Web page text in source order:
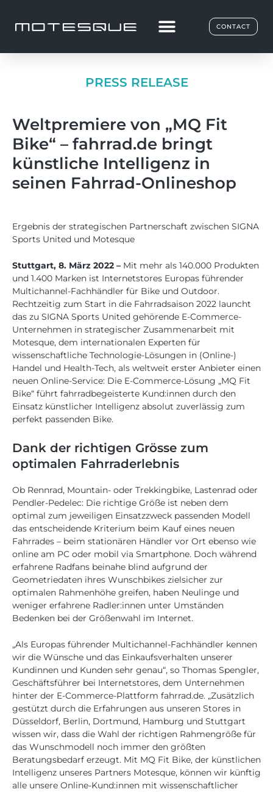
CONTACT
PRESS RELEASE
Weltpremiere von „MQ Fit
Bike“ – fahrrad.de bringt
künstliche Intelligenz in
seinen Fahrrad-Onlineshop
Ergebnis der strategischen Partnerschaft zwischen SIGNA
Sports United und Motesque
Stuttgart, 8. März 2022 – Mit mehr als 140.000 Produkten
und 1.400 Marken ist Internetstores Europas führender
Multichannel-Fachhändler für Bike und Outdoor.
Rechtzeitig zum Start in die Fahrradsaison 2022 launcht
das zu SIGNA Sports United gehörende E-Commerce-
Unternehmen in strategischer Zusammenarbeit mit
Motesque, dem internationalen Experten für
wissenschaftliche Technologie-Lösungen in (Online-)
Handel und Health-Tech, als weltweit erster Anbieter einen
neuen Online-Service: Die E-Commerce-Lösung „MQ Fit
Bike“ führt fahrradbegeisterte Kund:innen durch den
Einsatz künstlicher Intelligenz absolut zuverlässig zum
perfekt passenden Bike.
Dank der richtigen Grösse zum
optimalen Fahrraderlebnis
Ob Rennrad, Mountain- oder Trekkingbike, Lastenrad oder
Pendler-Pedelec: Die richtige Größe ist neben dem
optimal zum jeweiligen Einsatzzweck passenden Modell
das entscheidende Kriterium beim Kauf eines neuen
Fahrrades – beim stationären Händler vor Ort ebenso wie
online am PC oder mobil via Smartphone. Doch während
erfahrene Radfans beinahe blind aufgrund der
Geometriedaten ihres Wunschbikes zielsicher zur
optimalen Rahmenhöhe greifen, haben Neulinge und
weniger erfahrene Radler:innen unter Umständen
Bedenken bei der Größenwahl im Internet.
„Als Europas führender Multichannel-Fachhändler kennen
wir die Wünsche und das Einkaufsverhalten unserer
Kundinnen und Kunden sehr genau“, so Thomas Spengler,
Geschäftsführer bei Internetstores, dem Unternehmen
hinter der E-Commerce-Plattform fahrrad.de. „Zusätzlich
gestützt durch die Erfahrungen aus unseren Stores in
Düsseldorf, Berlin, Dortmund, Hamburg und Stuttgart
wissen wir, dass die Wahl der richtigen Rahmengröße für
das Wunschmodell noch immer den größten
Beratungsbedarf erzeugt. Mit MQ Fit Bike, der künstlichen
Intelligenz unseres Partners Motesque, können wir künftig
alle unsere Online-Kund:innen mit wissenschaftlicher